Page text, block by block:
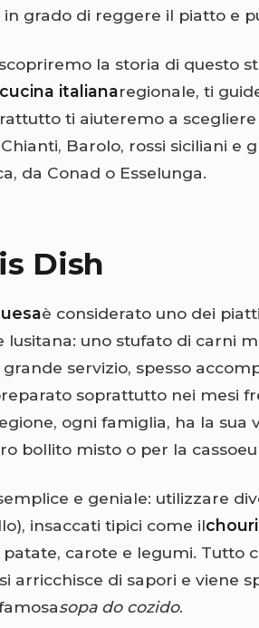
in grado di reggere il piatto e
la storia di questo
cucina italianaregionale, ti
ti aiuteremo a
Barolo, rossi siciliani e
da Conad o Esselunga.
Dish
è considerato uno dei
lusitana: uno stufato di carni
servizio, spesso
soprattutto nei mesi
ogni famiglia, ha la sua
bollito misto o per la
e geniale: utilizzare
insaccati tipici come il
patate, carote e legumi. Tutto
arricchisce di sapori e viene
sopa do cozido.